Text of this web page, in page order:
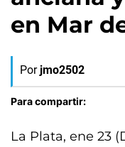
en Mar
Por jmo2502
Para compartir:
La Plata, ene 23